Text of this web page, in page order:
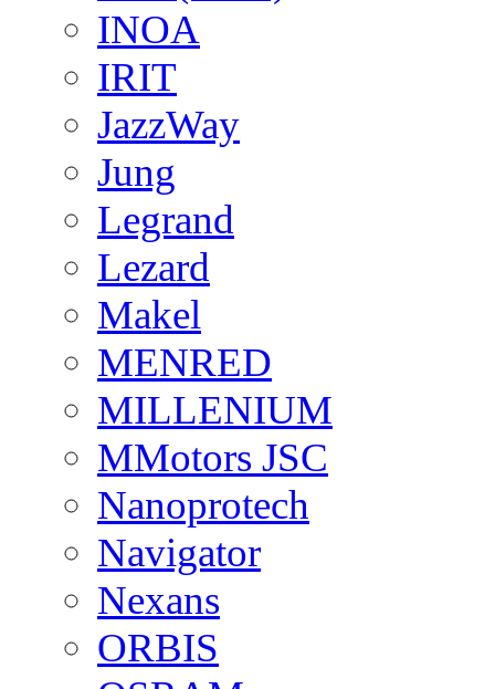
INOA
IRIT
JazzWay
Jung
Legrand
Lezard
Makel
MENRED
MILLENIUM
MMotors JSC
Nanoprotech
Navigator
Nexans
ORBIS